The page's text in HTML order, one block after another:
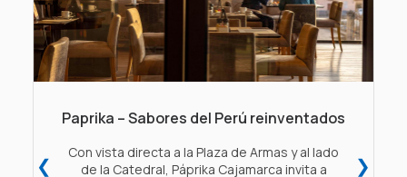
Paprika – Sabores del Perú reinventados
Con vista directa a la Plaza de Armas y al lado
de la Catedral, Páprika Cajamarca invita a
❮ ❯